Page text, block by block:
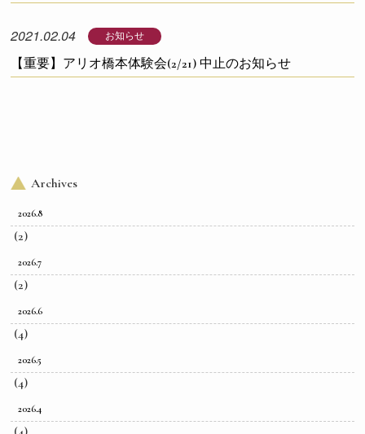
2021.02.04 お知らせ
【重要】アリオ橋本体験会(2/21) 中止のお知らせ
Archives
2026.8
(2)
2026.7
(2)
2026.6
(4)
2026.5
(4)
2026.4